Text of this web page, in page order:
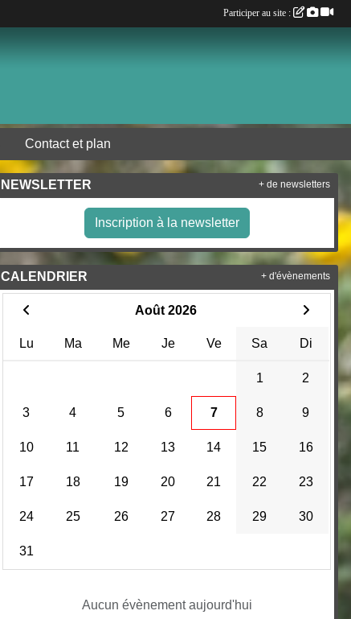
Contact et plan
NEWSLETTER
Inscription à la newsletter
+ de newsletters
CALENDRIER
Août 2026
Lu Ma Me Je Ve Sa Di
1 2
3 4 5 6 7 8 9
10 11 12 13 14 15 16
17 18 19 20 21 22 23
24 25 26 27 28 29 30
31
Aucun évènement aujourd'hui
+ d'évènements
Participer au site :